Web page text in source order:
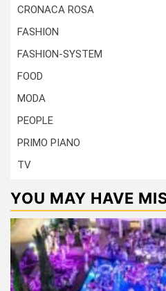
CRONACA ROSA
FASHION
FASHION-SYSTEM
FOOD
MODA
PEOPLE
PRIMO PIANO
TV
YOU MAY HAVE